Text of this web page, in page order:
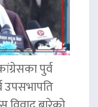
पुर्व
उपसभापति